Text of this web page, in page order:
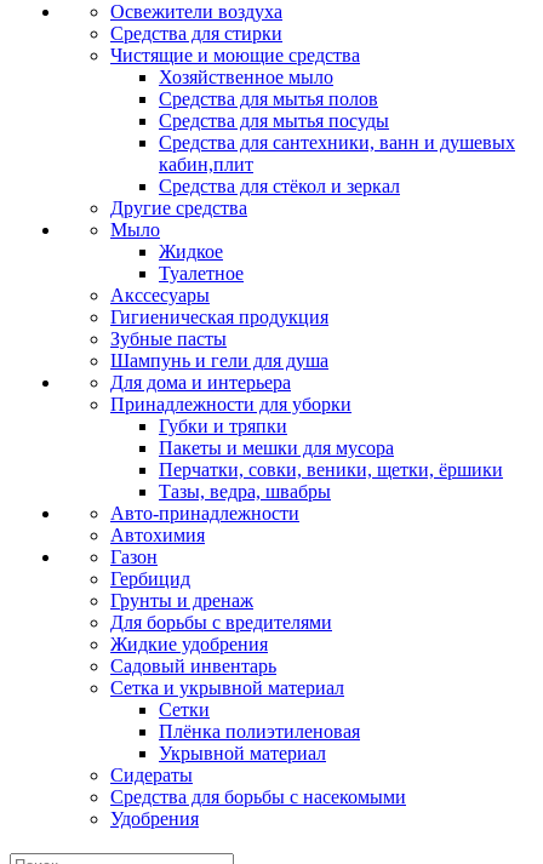
Освежители воздуха
Средства для стирки
Чистящие и моющие средства
Хозяйственное мыло
Средства для мытья полов
Средства для мытья посуды
Средства для сантехники, ванн и душевых
кабин,плит
Средства для стёкол и зеркал
Другие средства
Мыло
Жидкое
Туалетное
Акссесуары
Гигиеническая продукция
Зубные пасты
Шампунь и гели для душа
Для дома и интерьера
Принадлежности для уборки
Губки и тряпки
Пакеты и мешки для мусора
Перчатки, совки, веники, щетки, ёршики
Тазы, ведра, швабры
Авто-принадлежности
Автохимия
Газон
Гербицид
Грунты и дренаж
Для борьбы с вредителями
Жидкие удобрения
Садовый инвентарь
Сетка и укрывной материал
Сетки
Плёнка полиэтиленовая
Укрывной материал
Сидераты
Средства для борьбы с насекомыми
Удобрения